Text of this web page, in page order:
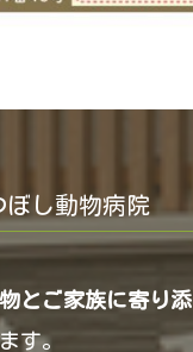
し動物病院
物とご家族に寄り添
す。